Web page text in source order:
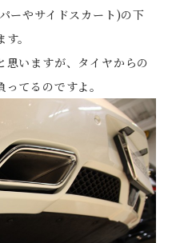
ーやサイドスカート)の下
。
思いますが、タイヤからの
てるのですよ。